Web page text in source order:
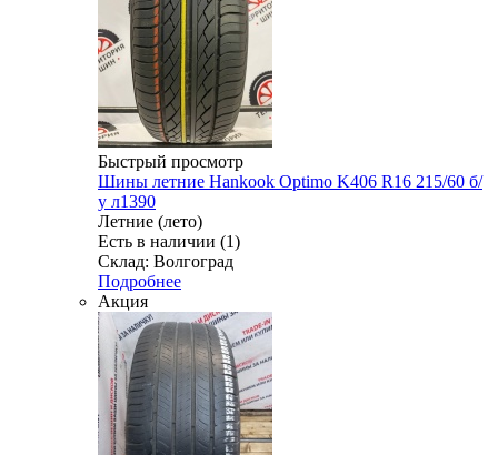
Быстрый просмотр
Шины летние Hankook Optimo K406 R16 215/60 б/
у л1390
Летние (лето)
Есть в наличии (1)
Склад: Волгоград
Подробнее
Акция